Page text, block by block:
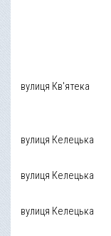
вулиця Кв'ятека
вулиця Келецька
вулиця Келецька
вулиця Келецька